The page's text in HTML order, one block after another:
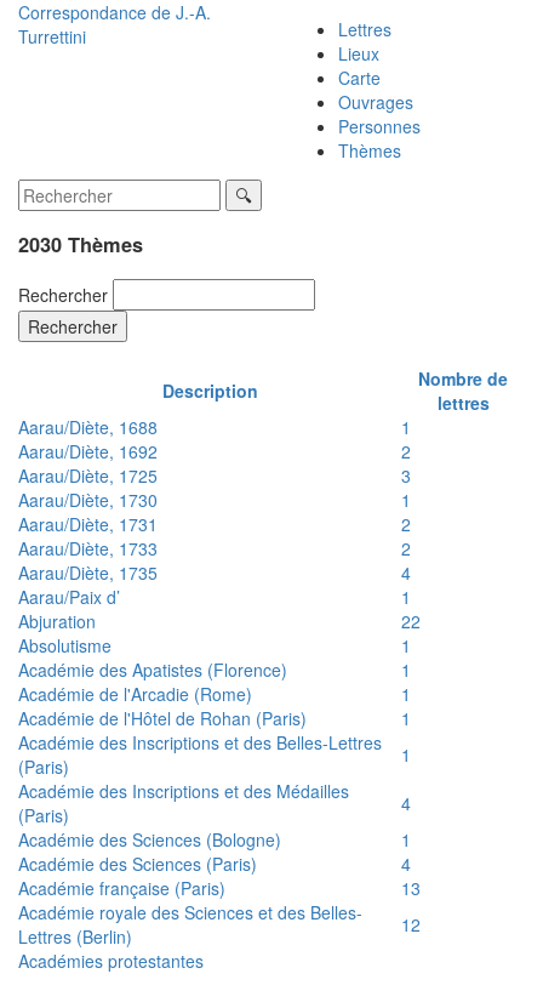
Correspondance de J.-A.
Turrettini
Lettres
Lieux
Carte
Ouvrages
Personnes
Thèmes
2030 Thèmes
Rechercher
Rechercher
Description
Nombre de
lettres
Aarau/Diète, 1688
1
Aarau/Diète, 1692
2
Aarau/Diète, 1725
3
Aarau/Diète, 1730
1
Aarau/Diète, 1731
2
Aarau/Diète, 1733
2
Aarau/Diète, 1735
4
Aarau/Paix d’
1
Abjuration
22
Absolutisme
1
Académie des Apatistes (Florence)
1
Académie de l'Arcadie (Rome)
1
Académie de l'Hôtel de Rohan (Paris)
1
Académie des Inscriptions et des Belles-Lettres
(Paris)
1
Académie des Inscriptions et des Médailles
(Paris)
4
Académie des Sciences (Bologne)
1
Académie des Sciences (Paris)
4
Académie française (Paris)
13
Académie royale des Sciences et des Belles-
Lettres (Berlin)
12
Académies protestantes